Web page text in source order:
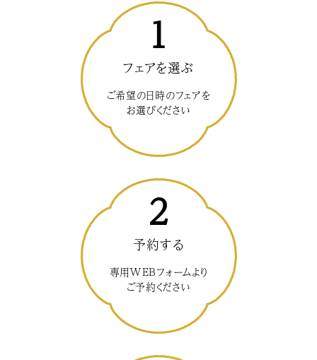
1
フェアを選ぶ
ご希望の日時のフェアを
お選びください
2
予約する
専用WEBフォームより
ご予約ください